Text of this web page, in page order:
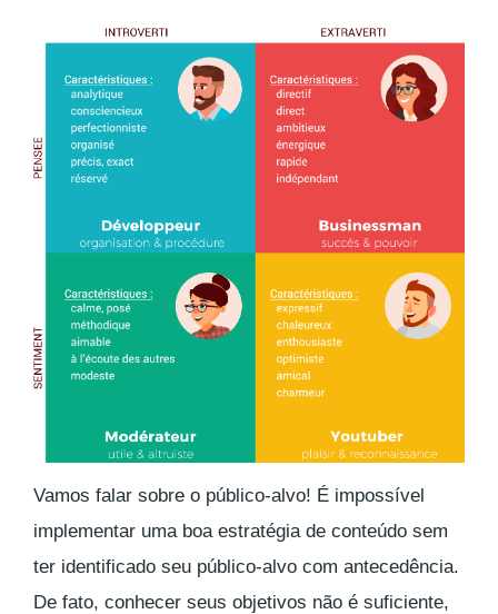
Vamos falar sobre o público-alvo! É impossível
implementar uma boa estratégia de conteúdo sem
ter identificado seu público-alvo com antecedência.
De fato, conhecer seus objetivos não é suficiente,